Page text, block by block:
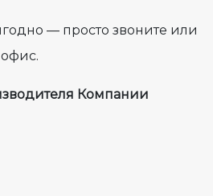
— просто звоните или
Компании